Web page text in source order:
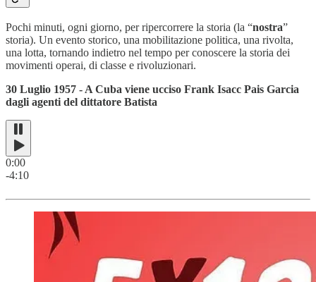
Pochi minuti, ogni giorno, per ripercorrere la storia (la “nostra”
storia). Un evento storico, una mobilitazione politica, una rivolta,
una lotta, tornando indietro nel tempo per conoscere la storia dei
movimenti operai, di classe e rivoluzionari.
30 Luglio 1957 - A Cuba viene ucciso Frank Isacc Pais Garcia
dagli agenti del dittatore Batista
0:00
-4:10